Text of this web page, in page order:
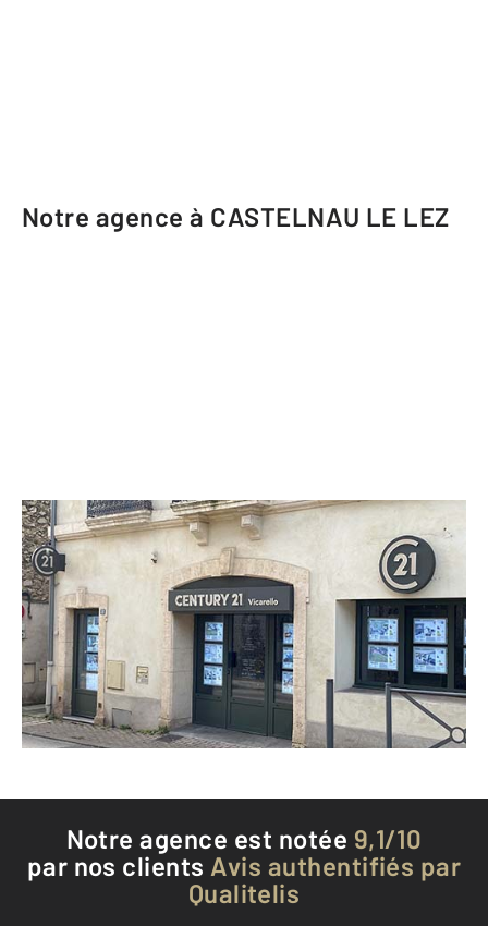
Notre agence à CASTELNAU LE LEZ
CENTURY 21 Vicarello
25 avenue Jean Jaurès
CASTELNAU LE LEZ - 34170
Envoyer un message
Téléphoner à l'agence
Notre agence est notée 9,1/10
par nos clients Avis authentifiés par
Qualitelis